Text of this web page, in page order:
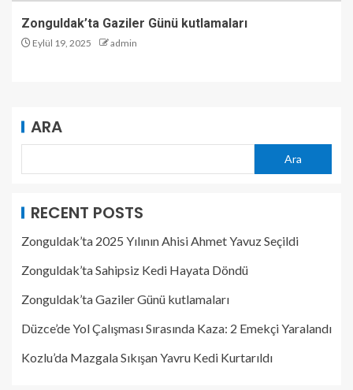
Zonguldak’ta Gaziler Günü kutlamaları
Eylül 19, 2025 admin
ARA
Ara
RECENT POSTS
Zonguldak’ta 2025 Yılının Ahisi Ahmet Yavuz Seçildi
Zonguldak’ta Sahipsiz Kedi Hayata Döndü
Zonguldak’ta Gaziler Günü kutlamaları
Düzce’de Yol Çalışması Sırasında Kaza: 2 Emekçi Yaralandı
Kozlu’da Mazgala Sıkışan Yavru Kedi Kurtarıldı